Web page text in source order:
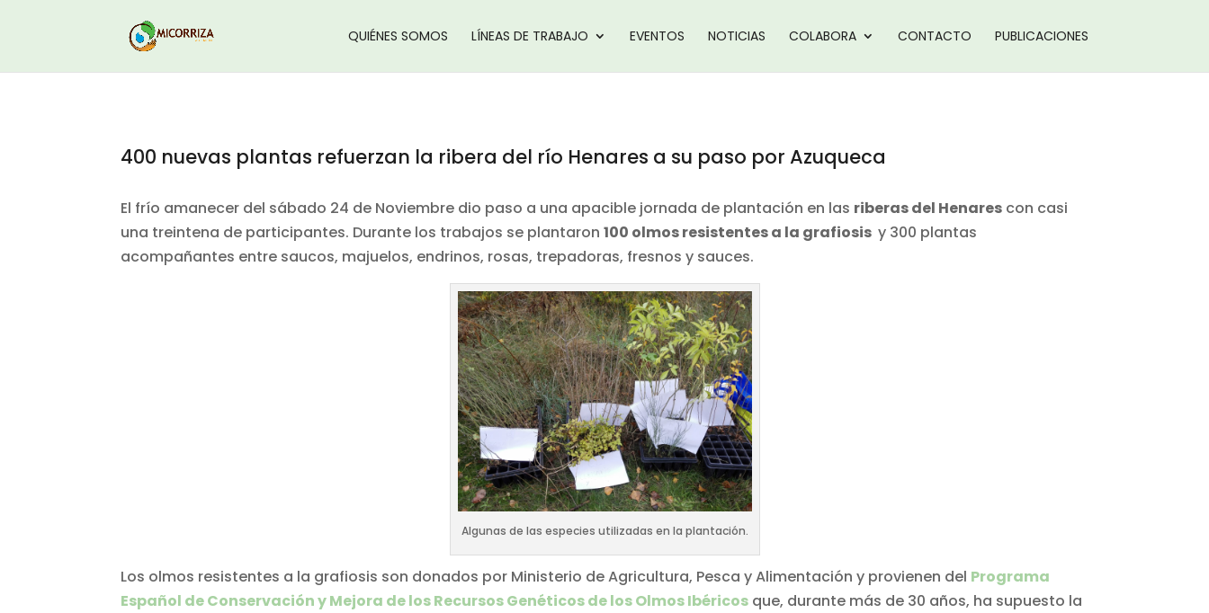
QUIÉNES SOMOS LÍNEAS DE TRABAJO EVENTOS NOTICIAS COLABORA CONTACTO PUBLICACIONES
400 nuevas plantas refuerzan la ribera del río Henares a su paso por Azuqueca
El frío amanecer del sábado 24 de Noviembre dio paso a una apacible jornada de plantación en las riberas del Henares con casi
una treintena de participantes. Durante los trabajos se plantaron100 olmos resistentes a la grafiosis y 300 plantas
acompañantes entre saucos, majuelos, endrinos, rosas, trepadoras, fresnos y sauces.
Algunas de las especies utilizadas en la plantación.
Los olmos resistentes a la grafiosis son donados por Ministerio de Agricultura, Pesca y Alimentación y provienen del Programa
Español de Conservación y Mejora de los Recursos Genéticos de los Olmos Ibéricos que, durante más de 30 años, ha supuesto la